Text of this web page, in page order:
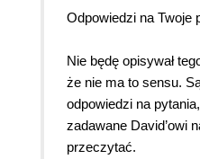
Odpowiedzi na Twoje
Nie będę opisywał
że nie ma to sensu.
odpowiedzi na
zadawane David’owi
przeczytać.